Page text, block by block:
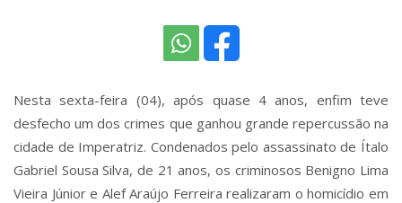
Nesta sexta-feira (04), após quase 4 anos, enfim teve
desfecho um dos crimes que ganhou grande repercussão na
cidade de Imperatriz. Condenados pelo assassinato de Ítalo
Gabriel Sousa Silva, de 21 anos, os criminosos Benigno Lima
Vieira Júnior e Alef Araújo Ferreira realizaram o homicídio em